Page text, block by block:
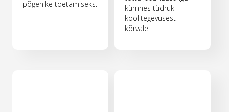
põgenike toetamiseks.
kümnes tüdruk
koolitegevusest
kõrvale.